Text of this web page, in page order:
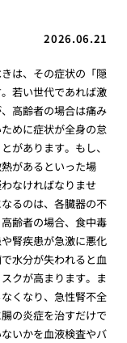
2026.06.21
は、その症状の「隠
若い世代であれば激
高齢者の場合は痛み
めに症状が全身の怠
があります。もし、
があるといった場
なければなりませ
るのは、各臓器の不
齢者の場合、食中毒
腎疾患が急激に悪化
水分が失われると血
クが高まります。ま
くなり、急性腎不全
の炎症を治すだけで
いかを血液検査やバ